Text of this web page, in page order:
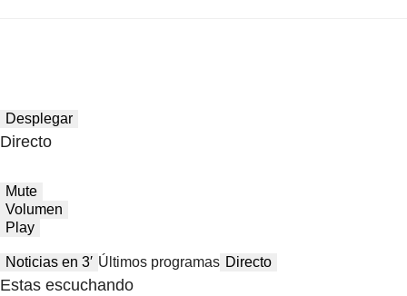
Desplegar
Directo
Mute
Volumen
Play
Noticias en 3′ Últimos programas Directo
Estas escuchando